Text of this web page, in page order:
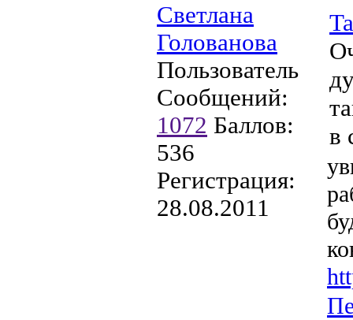
Светлана
Голованова
Пользователь
Сообщений:
1072 Баллов:
536
Регистрация:
28.08.2011
в